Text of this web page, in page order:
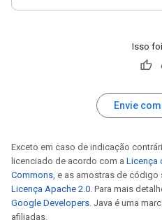
Isso
Envie
Exceto em caso de indicação
licenciado de acordo com a Licença
Commons, e as amostras de
Licença Apache 2.0. Para mais
Google Developers. Java é uma
afiliadas.